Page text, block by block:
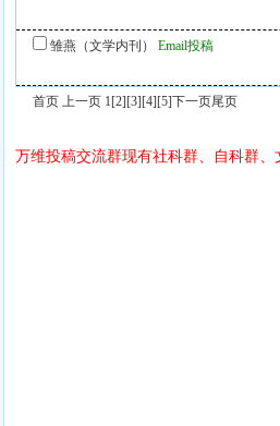
雏燕（文学内刊） Email投稿
首页 上一页 1[2][3][4][5]下一页尾页
万维投稿交流群现有社科群、自科群